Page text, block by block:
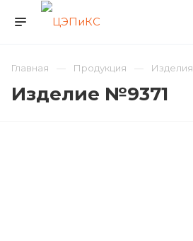
Главная Продукция Изделия
Изделие №9371